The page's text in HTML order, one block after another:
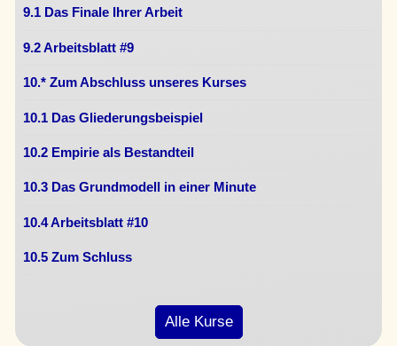
9.1 Das Finale Ihrer Arbeit
9.2 Arbeitsblatt #9
10.* Zum Abschluss unseres Kurses
10.1 Das Gliederungsbeispiel
10.2 Empirie als Bestandteil
10.3 Das Grundmodell in einer Minute
10.4 Arbeitsblatt #10
10.5 Zum Schluss
Alle Kurse